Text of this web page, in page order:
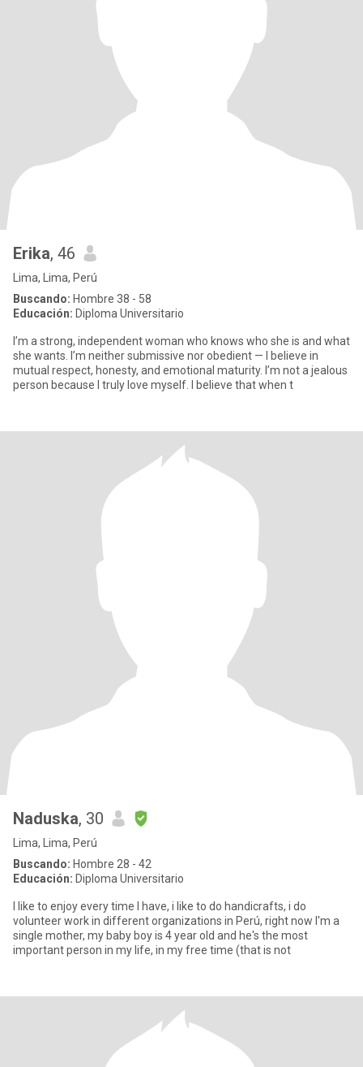
Erika, 46
Lima, Lima, Perú
Buscando: Hombre 38 - 58
Educación: Diploma Universitario
I’m a strong, independent woman who knows who she is and what
she wants. I’m neither submissive nor obedient — I believe in
mutual respect, honesty, and emotional maturity. I’m not a jealous
person because I truly love myself. I believe that when t
Naduska, 30
Lima, Lima, Perú
Buscando: Hombre 28 - 42
Educación: Diploma Universitario
I like to enjoy every time I have, i like to do handicrafts, i do
volunteer work in different organizations in Perú, right now I'm a
single mother, my baby boy is 4 year old and he's the most
important person in my life, in my free time (that is not